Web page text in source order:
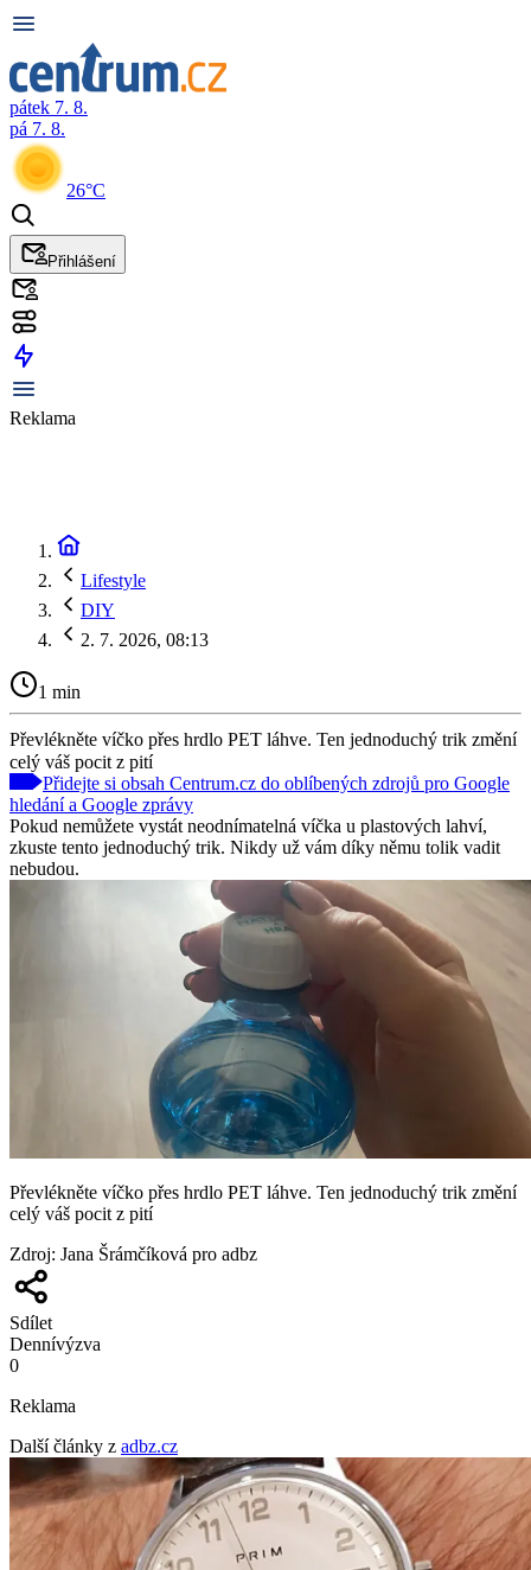
pátek 7. 8.
pá 7. 8.
26°C
Přihlášení
Reklama
Lifestyle
DIY
2. 7. 2026, 08:13
1 min
Převlékněte víčko přes hrdlo PET láhve. Ten jednoduchý trik změní
celý váš pocit z pití
Přidejte si obsah Centrum.cz do oblíbených zdrojů pro Google
hledání a Google zprávy
Pokud nemůžete vystát neodnímatelná víčka u plastových lahví,
zkuste tento jednoduchý trik. Nikdy už vám díky němu tolik vadit
nebudou.
Převlékněte víčko přes hrdlo PET láhve. Ten jednoduchý trik změní
celý váš pocit z pití
Zdroj: Jana Šrámčíková pro adbz
Sdílet
Dennívýzva
0
Reklama
Další články z adbz.cz